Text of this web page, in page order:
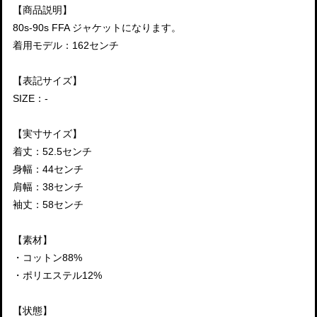
【商品説明】
80s-90s FFA ジャケットになります。
着用モデル：162センチ
【表記サイズ】
SIZE：-
【実寸サイズ】
着丈：52.5センチ
身幅：44センチ
肩幅：38センチ
袖丈：58センチ
【素材】
・コットン88%
・ポリエステル12%
【状態】